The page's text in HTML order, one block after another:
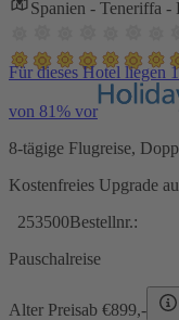
Spanien - Teneriffa -
Für dieses Hotel liegen
von 81% vor
8-tägige Flugreise,
Kostenfreies Upgrade
253500Bestellnr.:
Pauschalreise
Alter Preisab €899,-